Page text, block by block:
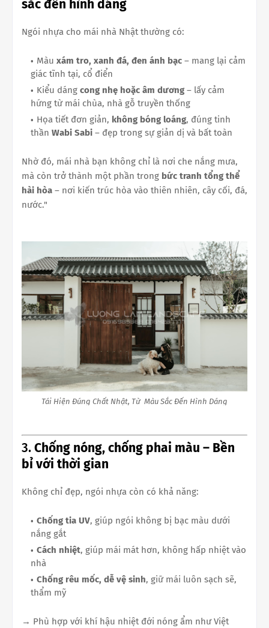
sắc đến hình dáng
Ngói nhựa cho mái nhà Nhật thường có:
Màu xám tro, xanh đá, đen ánh bạc – mang lại cảm
giác tĩnh tại, cổ điển
Kiểu dáng cong nhẹ hoặc âm dương – lấy cảm
hứng từ mái chùa, nhà gỗ truyền thống
Họa tiết đơn giản, không bóng loáng, đúng tinh
thần Wabi Sabi – đẹp trong sự giản dị và bất toàn
Nhờ đó, mái nhà bạn không chỉ là nơi che nắng mưa,
mà còn trở thành một phần trong bức tranh tổng thể
hài hòa – nơi kiến trúc hòa vào thiên nhiên, cây cối, đá,
nước."
Tái Hiện Đúng Chất Nhật, Từ Màu Sắc Đến Hình Dáng
3.Chống nóng, chống phai màu – Bền
bỉ với thời gian
Không chỉ đẹp, ngói nhựa còn có khả năng:
Chống tia UV, giúp ngói không bị bạc màu dưới
nắng gắt
Cách nhiệt, giúp mái mát hơn, không hấp nhiệt vào
nhà
Chống rêu mốc, dễ vệ sinh, giữ mái luôn sạch sẽ,
thẩm mỹ
→ Phù hợp với khí hậu nhiệt đới nóng ẩm như Việt